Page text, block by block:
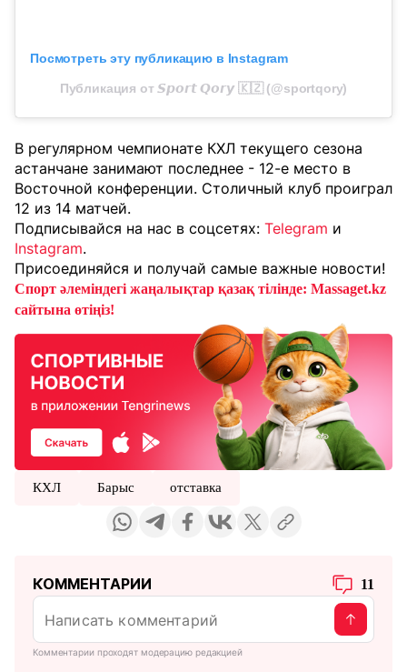
Посмотреть эту публикацию в Instagram
Публикация от 𝙎𝙥𝙤𝙧𝙩 𝙌𝙤𝙧𝙮 🇰🇿 (@sportqory)
В регулярном чемпионате КХЛ текущего сезона
астанчане занимают последнее - 12-е место в
Восточной конференции. Столичный клуб проиграл
12 из 14 матчей.
Подписывайся на нас в соцсетях: Telegram и
Instagram.
Присоединяйся и получай самые важные новости!
Спорт әлеміндегі жаңалықтар қазақ тілінде: Massaget.kz
сайтына өтіңіз!
КХЛ Барыс отставка
КОММЕНТАРИИ 11
Комментарии проходят модерацию редакцией